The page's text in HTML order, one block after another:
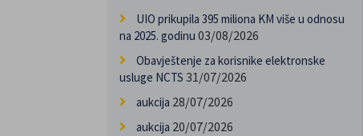
UIO prikupila 395 miliona KM više u odnosu
na 2025. godinu 03/08/2026
Obavještenje za korisnike elektronske
usluge NCTS 31/07/2026
aukcija 28/07/2026
aukcija 20/07/2026